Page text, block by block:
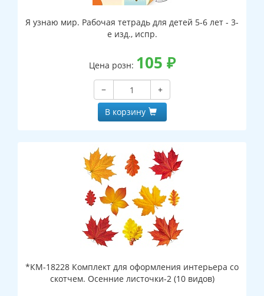
Я узнаю мир. Рабочая тетрадь для детей 5-6 лет - 3-
е изд., испр.
Цена розн: 105 ₽
−
+
В корзину
*КМ-18228 Комплект для оформления интерьера со
скотчем. Осенние листочки-2 (10 видов)